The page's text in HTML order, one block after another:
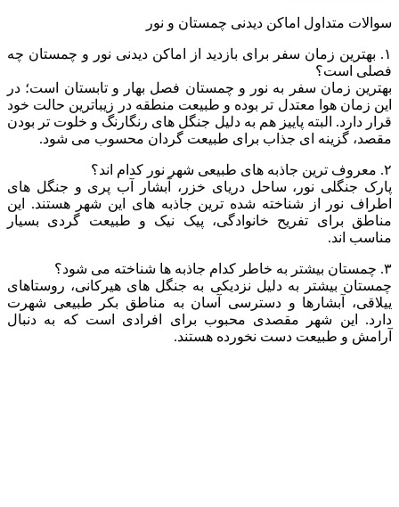
سوالات متداول اماکن دیدنی چمستان و نور
۱. بهترین زمان سفر برای بازدید از اماکن دیدنی نور و چمستان چه
فصلی است؟
بهترین زمان سفر به نور و چمستان فصل بهار و تابستان است؛ در
این زمان هوا معتدل تر بوده و طبیعت منطقه در زیباترین حالت خود
قرار دارد. البته پاییز هم به دلیل جنگل های رنگارنگ و خلوت تر بودن
مقصد، گزینه ای جذاب برای طبیعت گردان محسوب می شود.
۲. معروف ترین جاذبه های طبیعی شهر نور کدام اند؟
پارک جنگلی نور، ساحل دریای خزر، آبشار آب پری و جنگل های
اطراف نور از شناخته شده ترین جاذبه های این شهر هستند. این
مناطق برای تفریح خانوادگی، پیک نیک و طبیعت گردی بسیار
مناسب اند.
۳. چمستان بیشتر به خاطر کدام جاذبه ها شناخته می شود؟
چمستان بیشتر به دلیل نزدیکی به جنگل های هیرکانی، روستاهای
ییلاقی، آبشارها و دسترسی آسان به مناطق بکر طبیعی شهرت
دارد. این شهر مقصدی محبوب برای افرادی است که به دنبال
آرامش و طبیعت دست نخورده هستند.